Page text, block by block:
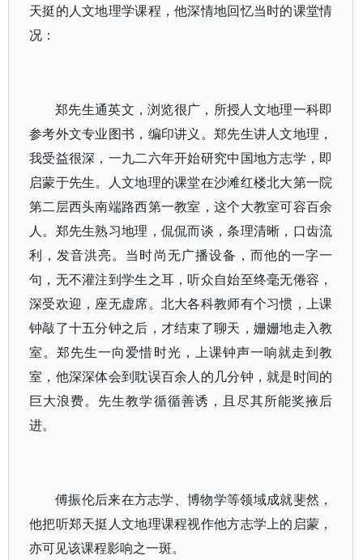
天挺的人文地理学课程，他深情地回忆当时的课堂情
况：
郑先生通英文，浏览很广，所授人文地理一科即
参考外文专业图书，编印讲义。郑先生讲人文地理，
我受益很深，一九二六年开始研究中国地方志学，即
启蒙于先生。人文地理的课堂在沙滩红楼北大第一院
第二层西头南端路西第一教室，这个大教室可容百余
人。郑先生熟习地理，侃侃而谈，条理清晰，口齿流
利，发音洪亮。当时尚无广播设备，而他的一字一
句，无不灌注到学生之耳，听众自始至终毫无倦容，
深受欢迎，座无虚席。北大各科教师有个习惯，上课
钟敲了十五分钟之后，才结束了聊天，姗姗地走入教
室。郑先生一向爱惜时光，上课钟声一响就走到教
室，他深深体会到耽误百余人的几分钟，就是时间的
巨大浪费。先生教学循循善诱，且尽其所能奖掖后
进。
傅振伦后来在方志学、博物学等领域成就斐然，
他把听郑天挺人文地理课程视作他方志学上的启蒙，
亦可见该课程影响之一斑。